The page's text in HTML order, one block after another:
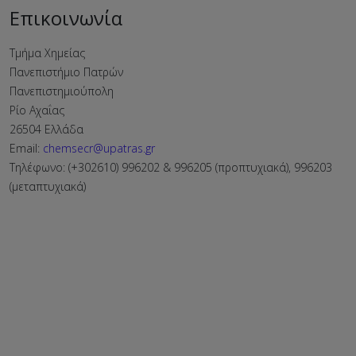
Επικοινωνία
Τμήμα Χημείας
Πανεπιστήμιο Πατρών
Πανεπιστημιούπολη
Ρίο Αχαΐας
26504 Ελλάδα
Email: chemsecr@upatras.gr
Τηλέφωνο: (+302610) 996202 & 996205 (προπτυχιακά), 996203
(μεταπτυχιακά)